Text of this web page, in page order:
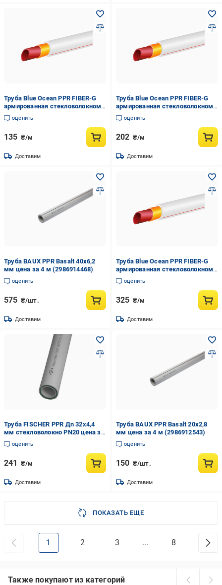
Труба Blue Ocean PPR FIBER-G
армированная стекловолокном
20х2,8 мм цена за 1 м Белый
(2986905965)
оценить
135 ₴/м
Доставим
Труба Blue Ocean PPR FIBER-G
армированная стекловолокном
25х3,5 мм цена за 1 м Белый
(2986905952)
оценить
202 ₴/м
Доставим
Труба BAUX PPR Basalt 40х6,2
мм цена за 4 м (2986914468)
оценить
575 ₴/шт.
Доставим
Труба Blue Ocean PPR FIBER-G
армированная стекловолокном
32х4,4 мм цена за 1 м Белый
(2986905921)
оценить
325 ₴/м
Доставим
Труба FISCHER PPR Дn 32х4,4
мм стекловолокно PN20 цена за
1 м (4201003200321)
оценить
241 ₴/м
Доставим
Труба BAUX PPR Basalt 20х2,8
мм цена за 4 м (2986912543)
оценить
150 ₴/шт.
Доставим
ПОКАЗАТЬ ЕЩЕ
1 2 3 ... 8
Также покупают из категорий